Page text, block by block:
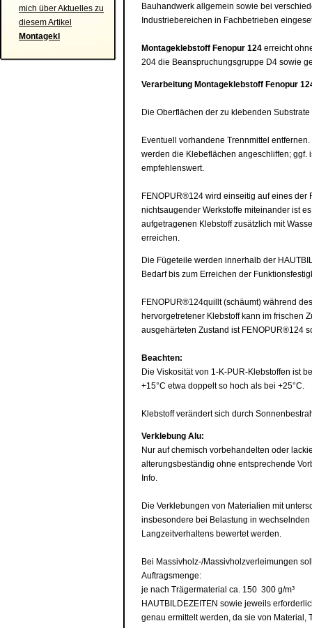
mich über Aktuelles zu
diesem Artikel
Montagekl
Bauhandwerk allgemein sowie bei
Industriebereichen in Fachbetrieben
Montageklebstoff Fenopur 124 erreicht
204 die Beanspruchungsgruppe D4 sowie
Verarbeitung Montageklebstoff Fenopur
Die Oberflächen der zu klebenden
Eventuell vorhandene Trennmittel
werden die Klebeflächen angeschliffen;
empfehlenswert.
FENOPUR®124 wird einseitig auf eines
nichtsaugender Werkstoffe miteinander ist
aufgetragenen Klebstoff zusätzlich mit
erreichen.
Die Fügeteile werden innerhalb der
Bedarf bis zum Erreichen der
FENOPUR®124quillt (schäumt) während
hervorgetretener Klebstoff kann im frischen
ausgehärteten Zustand ist FENOPUR®124
Beachten:
Die Viskosität von 1-K-PUR-Klebstoffen ist
+15°C etwa doppelt so hoch als bei +25°C.
Klebstoff verändert sich durch
Verklebung Alu:
Nur auf chemisch vorbehandelten oder
alterungsbeständig ohne entsprechende
Info.
Die Verklebungen von Materialien mit
insbesondere bei Belastung in
Langzeitverhaltens bewertet werden.
Bei Massivholz-/Massivholzverleimungen
Auftragsmenge:
je nach Trägermaterial ca. 150  300 g/m³
HAUTBILDEZEITEN sowie jeweils
genau ermittelt werden, da sie von Material,